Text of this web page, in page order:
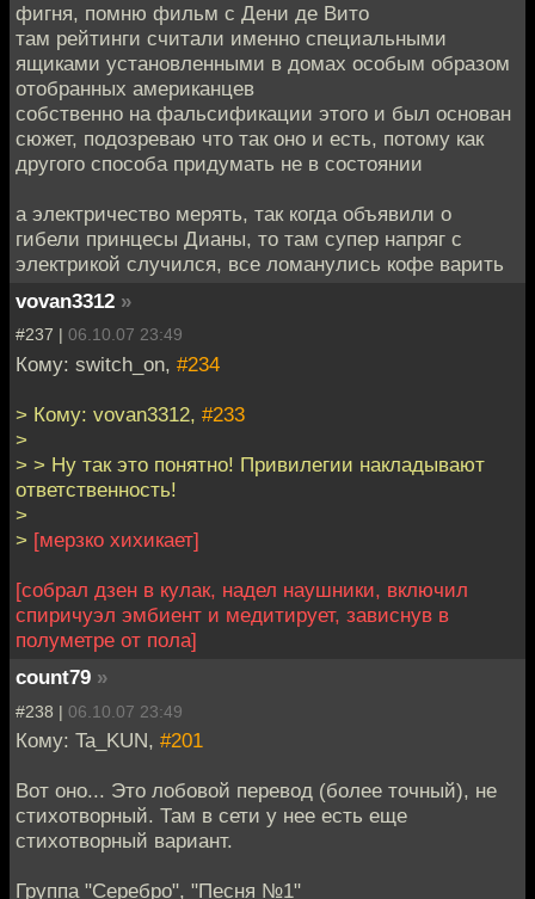
фигня, помню фильм с Дени де Вито
там рейтинги считали именно специальными
ящиками установленными в домах особым образом
отобранных американцев
собственно на фальсификации этого и был основан
сюжет, подозреваю что так оно и есть, потому как
другого способа придумать не в состоянии
а электричество мерять, так когда объявили о
гибели принцесы Дианы, то там супер напряг с
электрикой случился, все ломанулись кофе варить
vovan3312 »
#237 | 06.10.07 23:49
Кому: switch_on, #234
> Кому: vovan3312, #233
>
> > Ну так это понятно! Привилегии накладывают
ответственность!
>
> [мерзко хихикает]
[собрал дзен в кулак, надел наушники, включил
спиричуэл эмбиент и медитирует, зависнув в
полуметре от пола]
count79 »
#238 | 06.10.07 23:49
Кому: Ta_KUN, #201
Вот оно... Это лобовой перевод (более точный), не
стихотворный. Там в сети у нее есть еще
стихотворный вариант.
Группа "Серебро", "Песня №1"